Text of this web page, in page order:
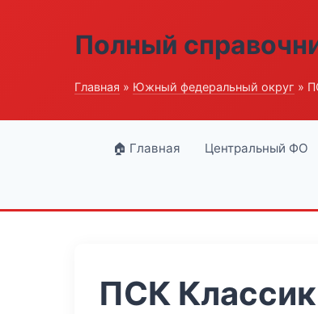
Полный
Главная » Южный федеральный округ »
🏠 Главная Центральный ФО
ПСК